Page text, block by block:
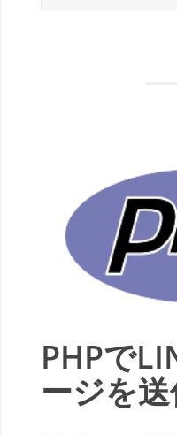
PHPで
ージを